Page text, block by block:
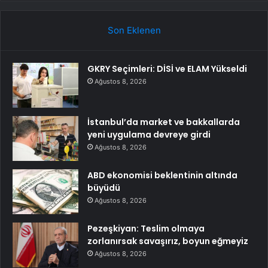
Son Eklenen
GKRY Seçimleri: DİSİ ve ELAM Yükseldi
Ağustos 8, 2026
İstanbul’da market ve bakkallarda
yeni uygulama devreye girdi
Ağustos 8, 2026
ABD ekonomisi beklentinin altında
büyüdü
Ağustos 8, 2026
Pezeşkiyan: Teslim olmaya
zorlanırsak savaşırız, boyun eğmeyiz
Ağustos 8, 2026